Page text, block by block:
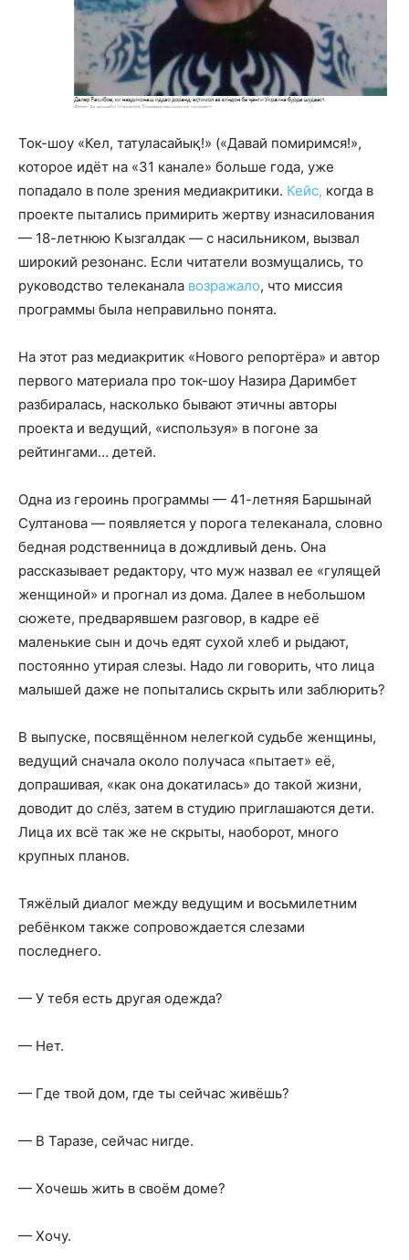
Ток-шоу «Кел, татуласайық!» («Давай помиримся!»,
которое идёт на «31 канале» больше года, уже
попадало в поле зрения медиакритики. Кейс, когда в
проекте пытались примирить жертву изнасилования
— 18-летнюю Кызгалдак — с насильником, вызвал
широкий резонанс. Если читатели возмущались, то
руководство телеканала возражало, что миссия
программы была неправильно понята.
На этот раз медиакритик «Нового репортёра» и автор
первого материала про ток-шоу Назира Даримбет
разбиралась, насколько бывают этичны авторы
проекта и ведущий, «используя» в погоне за
рейтингами… детей.
Одна из героинь программы — 41-летняя Баршынай
Султанова — появляется у порога телеканала, словно
бедная родственница в дождливый день. Она
рассказывает редактору, что муж назвал ее «гулящей
женщиной» и прогнал из дома. Далее в небольшом
сюжете, предварявшем разговор, в кадре её
маленькие сын и дочь едят сухой хлеб и рыдают,
постоянно утирая слезы. Надо ли говорить, что лица
малышей даже не попытались скрыть или заблюрить?
В выпуске, посвящённом нелегкой судьбе женщины,
ведущий сначала около получаса «пытает» её,
допрашивая, «как она докатилась» до такой жизни,
доводит до слёз, затем в студию приглашаются дети.
Лица их всё так же не скрыты, наоборот, много
крупных планов.
Тяжёлый диалог между ведущим и восьмилетним
ребёнком также сопровождается слезами
последнего.
— У тебя есть другая одежда?
— Нет.
— Где твой дом, где ты сейчас живёшь?
— В Таразе, сейчас нигде.
— Хочешь жить в своём доме?
— Хочу.